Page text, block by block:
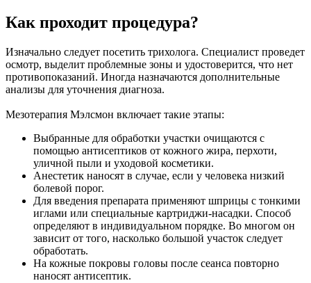
Как проходит процедура?
Изначально следует посетить трихолога. Специалист проведет
осмотр, выделит проблемные зоны и удостоверится, что нет
противопоказаний. Иногда назначаются дополнительные
анализы для уточнения диагноза.
Мезотерапия Мэлсмон включает такие этапы:
Выбранные для обработки участки очищаются с
помощью антисептиков от кожного жира, перхоти,
уличной пыли и уходовой косметики.
Анестетик наносят в случае, если у человека низкий
болевой порог.
Для введения препарата применяют шприцы с тонкими
иглами или специальные картриджи-насадки. Способ
определяют в индивидуальном порядке. Во многом он
зависит от того, насколько большой участок следует
обработать.
На кожные покровы головы после сеанса повторно
наносят антисептик.